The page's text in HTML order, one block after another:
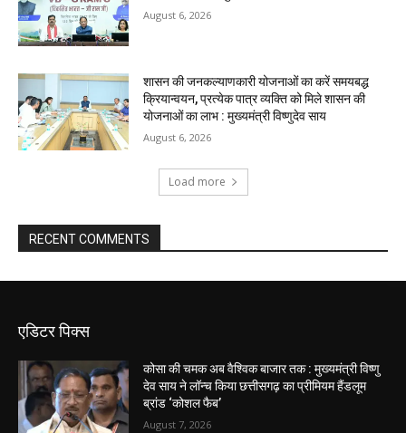
August 6, 2026
शासन की जनकल्याणकारी योजनाओं का करें समयबद्ध
क्रियान्वयन, प्रत्येक पात्र व्यक्ति को मिले शासन की
योजनाओं का लाभ : मुख्यमंत्री विष्णुदेव साय
August 6, 2026
Load more
RECENT COMMENTS
एडिटर पिक्स
कोसा की चमक अब वैश्विक बाजार तक : मुख्यमंत्री विष्णु
देव साय ने लॉन्च किया छत्तीसगढ़ का प्रीमियम हैंडलूम
ब्रांड ‘कोशल फैब’
August 7, 2026